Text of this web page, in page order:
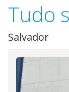
Tudo
Salvador